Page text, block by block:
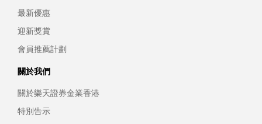
最新優惠
迎新獎賞
會員推薦計劃
關於我們
關於樂天證券金業香港
特別告示